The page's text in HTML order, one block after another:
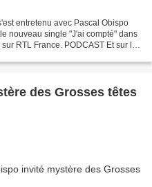
entretenu avec Pascal Obispo
nouveau single "J'ai compté" dans
RTL France. PODCAST Et sur la
des Grosses têtes